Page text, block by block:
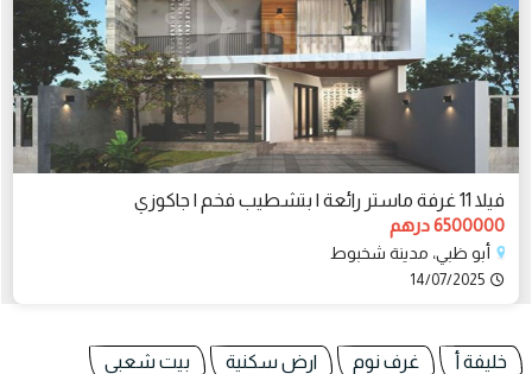
فيلا 11 غرفة ماستر رائعة | بتشطيب فخم | جاكوزي
6500000 درهم
أبو ظبي، مدينة شخبوط
14/07/2025
خليفة أ غرف نوم ارض سكنية
بيت شعبي